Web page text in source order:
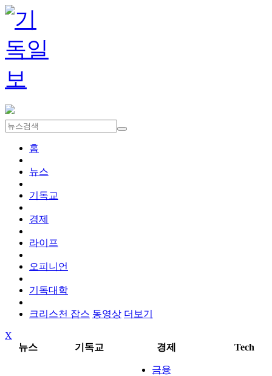
홈
뉴스
기독교
경제
라이프
오피니언
기독대학
크리스천 잡스 동영상 더보기
X
뉴스
기독교 경제 Tech
금융